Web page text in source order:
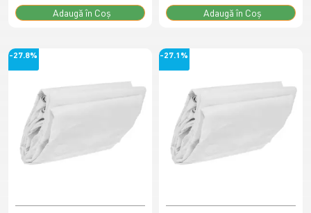
Adaugă în Coş Adaugă în Coş
-27.8% -27.1%